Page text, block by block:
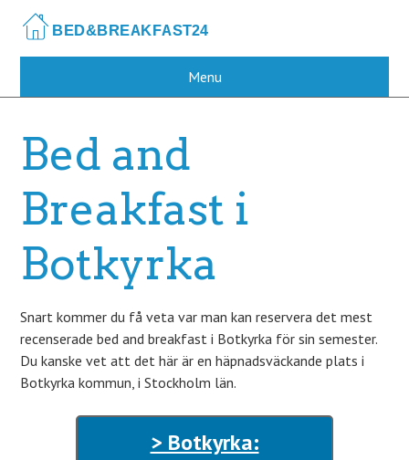
main
Menu
Bed and
Breakfast i
Botkyrka
Snart kommer du få veta var man kan reservera det mest
recenserade bed and breakfast i Botkyrka för sin semester.
Du kanske vet att det här är en häpnadsväckande plats i
Botkyrka kommun, i Stockholm län.
> Botkyrka: